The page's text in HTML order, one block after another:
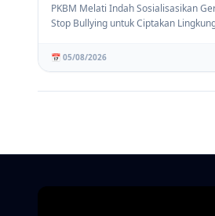
PKBM Melati Indah Sosialisasikan
Stop Bullying untuk Ciptakan
📅 05/08/2026